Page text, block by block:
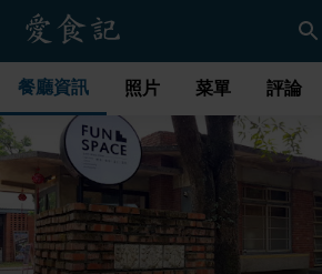
餐廳資訊 照片 菜單 評論